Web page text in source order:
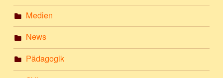
Medien
News
Pädagogik